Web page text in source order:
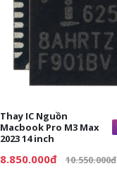
Thay IC Nguồn
Macbook Pro M3 Max
2023 14 inch
8.850.000đ 10.550.000đ